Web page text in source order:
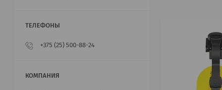
+375 (25) 500-88-24